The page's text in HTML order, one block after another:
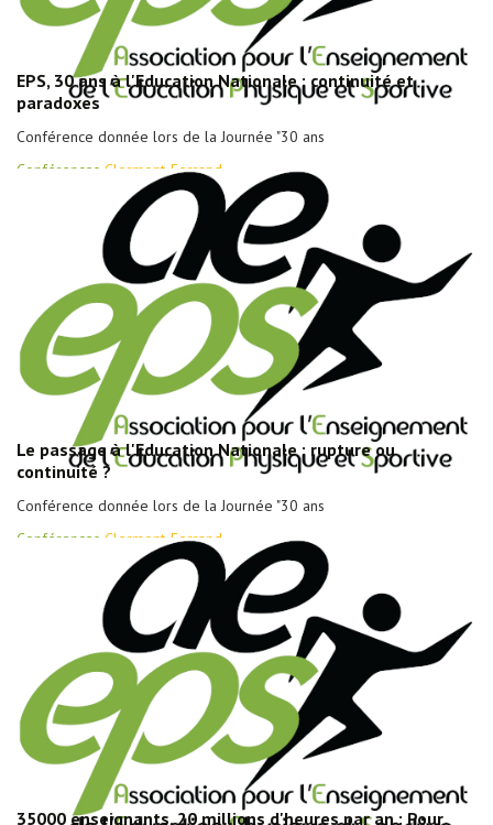
EPS, 30 ans à l'Education Nationale ; continuité et
paradoxes
Conférence donnée lors de la Journée "30 ans
Conférences Clermont-Ferrand
Le passage à l'Education Nationale : rupture ou
continuité ?
Conférence donnée lors de la Journée "30 ans
Conférences Clermont-Ferrand
35000 enseignants, 20 millions d'heures par an : Pour